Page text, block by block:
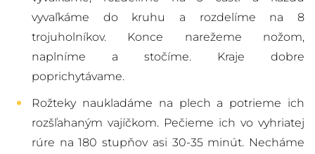
vyvaľkáme do kruhu a rozdelíme na 8
trojuholníkov. Konce narežeme nožom,
naplníme a stočíme. Kraje dobre
poprichytávame.
Rožteky naukladáme na plech a potrieme ich
rozšľahaným vajíčkom. Pečieme ich vo vyhriatej
rúre na 180 stupňov asi 30-35 minút. Necháme